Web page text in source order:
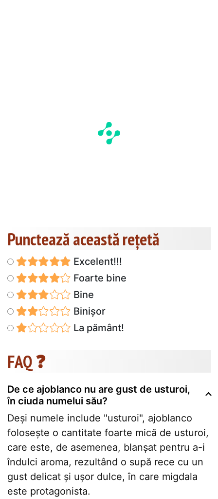
Punctează această reţetă
Excelent!!!
Foarte bine
Bine
Binișor
La pământ!
FAQ ❓
De ce ajoblanco nu are gust de usturoi,
în ciuda numelui său?
Deși numele include "usturoi", ajoblanco
folosește o cantitate foarte mică de usturoi,
care este, de asemenea, blanșat pentru a-i
îndulci aroma, rezultând o supă rece cu un
gust delicat și ușor dulce, în care migdala
este protagonista.